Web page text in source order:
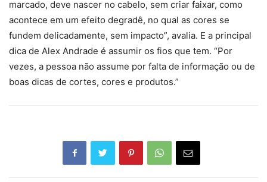
marcado, deve nascer no cabelo, sem criar faixar, como
acontece em um efeito degradê, no qual as cores se
fundem delicadamente, sem impacto”, avalia. E a principal
dica de Alex Andrade é assumir os fios que tem. “Por
vezes, a pessoa não assume por falta de informação ou de
boas dicas de cortes, cores e produtos.”